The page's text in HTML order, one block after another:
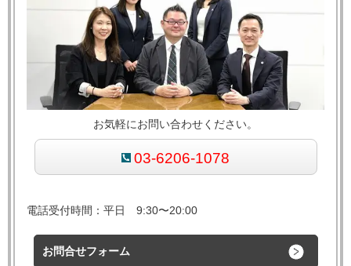
お気軽にお問い合わせください。
03-6206-1078
電話受付時間：平日 9:30〜20:00
お問合せフォーム